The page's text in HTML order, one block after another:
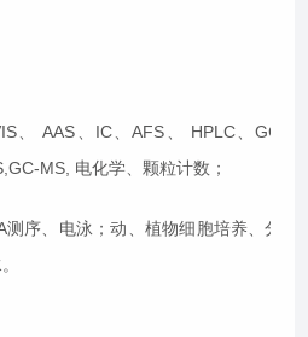
、 AAS、IC、AFS、 HPLC、GC、
MS, 电化学、颗粒计数；
序、电泳；动、植物细胞培养、分子